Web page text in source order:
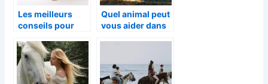
Les meilleurs
conseils pour
parfaitement sa
souris
Quel animal peut
vous aider dans